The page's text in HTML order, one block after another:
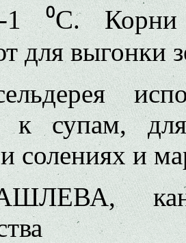
1 ⁰C. Корни
для выгонки
к супам, для
солениях и